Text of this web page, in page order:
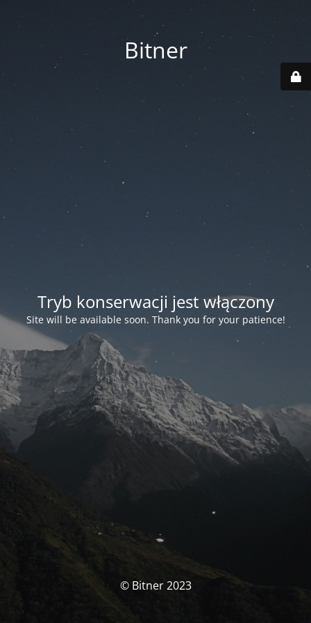
Bitner
Tryb konserwacji jest włączony
Site will be available soon. Thank you for your patience!
© Bitner 2023